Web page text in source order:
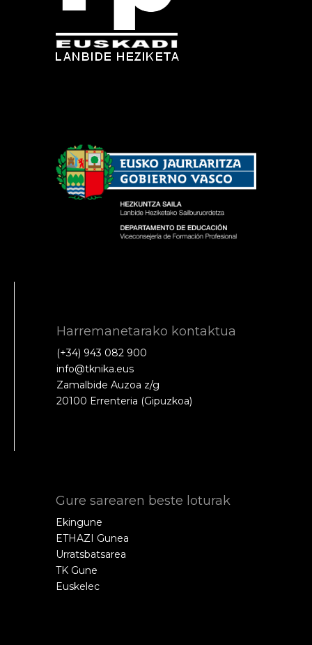
Harremanetarako kontaktua
(+34) 943 082 900
info@tknika.eus
Zamalbide Auzoa z/g
20100 Errenteria (Gipuzkoa)
Gure sarearen beste loturak
Ekingune
ETHAZI Gunea
Urratsbatsarea
TK Gune
Euskelec